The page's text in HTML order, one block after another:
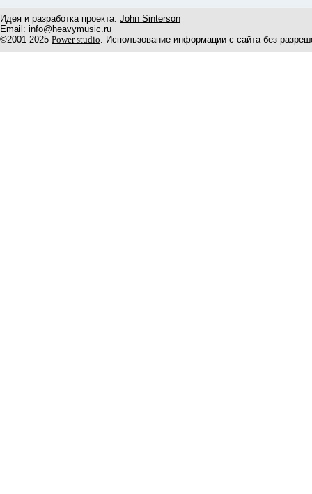
Идея и разработка проекта: John Sinterson
Email: info@heavymusic.ru
©2001-2025 Power studio. Использование информации с сайта без